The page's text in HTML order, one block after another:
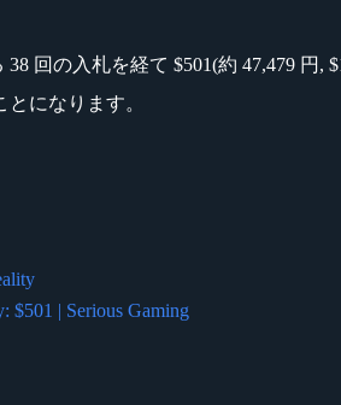
回の入札を経て $501(約 47,479 円,
になります。
$501 | Serious Gaming